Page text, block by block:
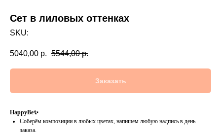
Сет в лиловых оттенках
SKU:
5040,00 р. 5544,00 р.
Заказать
HappyBe✨
Соберём композиции в любых цветах, напишем любую надпись в день
заказа.